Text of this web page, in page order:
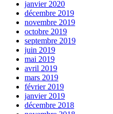
janvier 2020
décembre 2019
novembre 2019
octobre 2019
septembre 2019
juin 2019
mai 2019
avril 2019
mars 2019
février 2019
janvier 2019
décembre 2018